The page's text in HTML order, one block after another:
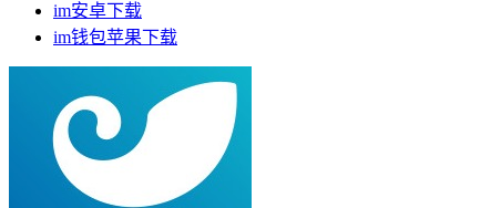
im安卓下载
im钱包苹果下载